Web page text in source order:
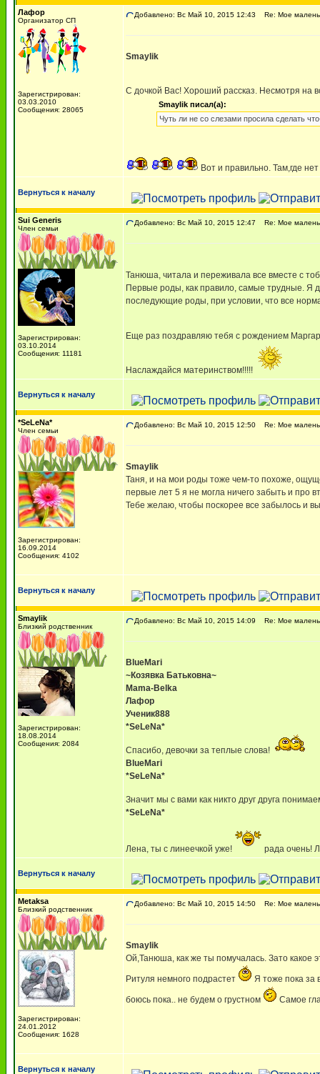
Лафор
Организатор СП
Зарегистрирован:
03.03.2010
Сообщения: 28065
Добавлено: Вс Май 10, 2015 12:43 Re: Мое
Smaylik
С дочкой Вас! Хороший рассказ. Несмотря на
Smaylik писал(а):
Чуть ли не со слезами просила сделать
Вот и правильно. Там,где
Вернуться к началу
Sui Generis
Член семьи
Зарегистрирован:
03.10.2014
Сообщения: 11181
Добавлено: Вс Май 10, 2015 12:47 Re: Мое
Танюша, читала и переживала все вместе с
Первые роды, как правило, самые трудные. Я
последующие роды, при условии, что все
Еще раз поздравляю тебя с рождением
Наслаждайся материнством!!!!!
Вернуться к началу
*SeLeNa*
Член семьи
Зарегистрирован:
16.09.2014
Сообщения: 4102
Добавлено: Вс Май 10, 2015 12:50 Re: Мое
Smaylik
Таня, и на мои роды тоже чем-то похоже,
первые лет 5 я не могла ничего забыть и про
Тебе желаю, чтобы поскорее все забылось и
Вернуться к началу
Smaylik
Близкий родственник
Зарегистрирован:
18.08.2014
Сообщения: 2084
Добавлено: Вс Май 10, 2015 14:09 Re: Мое
BlueMari
~Козявка Батьковна~
Mama-Belka
Лафор
Ученик888
*SeLeNa*
Спасибо, девочки за теплые слова!
BlueMari
*SeLeNa*
Значит мы с вами как никто друг друга
*SeLeNa*
Лена, ты с линеечкой уже! рада очень!
Вернуться к началу
Metaksa
Близкий родственник
Зарегистрирован:
24.01.2012
Сообщения: 1628
Добавлено: Вс Май 10, 2015 14:50 Re: Мое
Smaylik
Ой,Танюша, как же ты помучалась. Зато какое
Ритуля немного подрастет Я тоже пока за
боюсь пока.. не будем о грустном Самое
Вернуться к началу